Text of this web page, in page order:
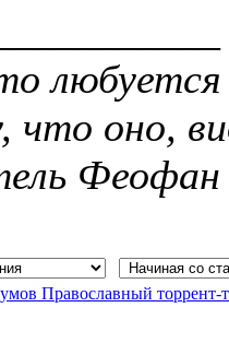
что оно,
Феофан
Православный торрент-